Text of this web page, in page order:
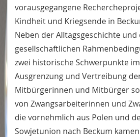
vorausgegangene
Kindheit und Kriegsende in
Neben der Alltagsgeschichte
gesellschaftlichen
zwei historische Schwerpunkte
Ausgrenzung und Vertreibung
Mitbürgerinnen und Mitbürger
von Zwangsarbeiterinnen und
die vornehmlich aus Polen und
Sowjetunion nach Beckum